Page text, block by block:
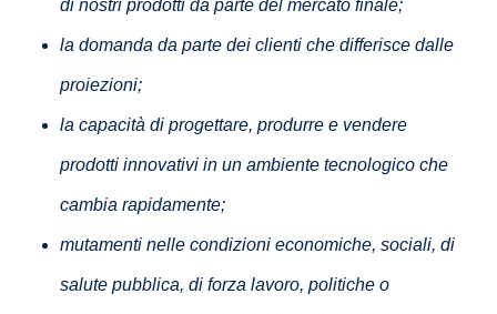
di nostri prodotti da parte del mercato finale;
la domanda da parte dei clienti che differisce dalle
proiezioni;
la capacità di progettare, produrre e vendere
prodotti innovativi in un ambiente tecnologico che
cambia rapidamente;
mutamenti nelle condizioni economiche, sociali, di
salute pubblica, di forza lavoro, politiche o